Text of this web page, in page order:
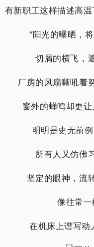
有新职工这样描述高温
“阳光的曝晒，
切屑的横飞，
厂房的风扇嘶吼着
窗外的蝉鸣却更
明明是史无前例
所有人又仿佛
坚定的眼神，流
像往常一
在机床上谱写动